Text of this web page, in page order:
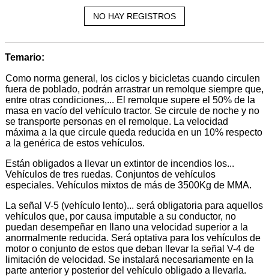
NO HAY REGISTROS
Temario:
Como norma general, los ciclos y bicicletas cuando circulen
fuera de poblado, podrán arrastrar un remolque siempre que,
entre otras condiciones,... El remolque supere el 50% de la
masa en vacío del vehículo tractor. Se circule de noche y no
se transporte personas en el remolque. La velocidad
máxima a la que circule queda reducida en un 10% respecto
a la genérica de estos vehículos.
Están obligados a llevar un extintor de incendios los...
Vehículos de tres ruedas. Conjuntos de vehículos
especiales. Vehículos mixtos de más de 3500Kg de MMA.
La señal V-5 (vehículo lento)... será obligatoria para aquellos
vehículos que, por causa imputable a su conductor, no
puedan desempeñar en llano una velocidad superior a la
anormalmente reducida. Será optativa para los vehículos de
motor o conjunto de estos que deban llevar la señal V-4 de
limitación de velocidad. Se instalará necesariamente en la
parte anterior y posterior del vehículo obligado a llevarla.